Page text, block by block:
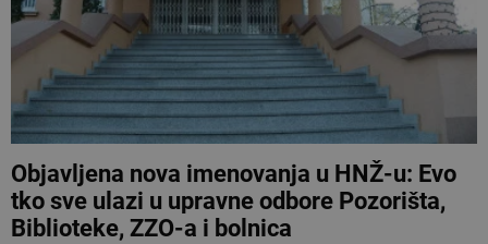
Objavljena nova imenovanja u HNŽ-u: Evo
tko sve ulazi u upravne odbore Pozorišta,
Biblioteke, ZZO-a i bolnica